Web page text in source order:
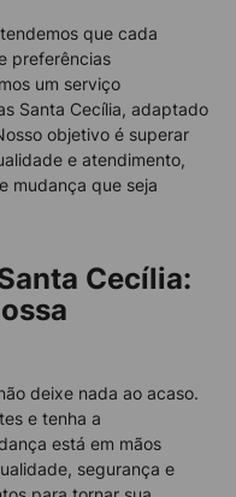
que cada
preferências
um serviço
Santa Cecília, adaptado
objetivo é superar
e atendimento,
mudança que seja
Cecília:
deixe nada ao acaso.
e tenha a
está em mãos
segurança e